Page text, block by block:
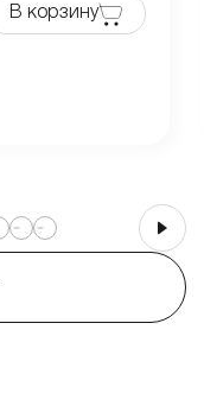
В корзину